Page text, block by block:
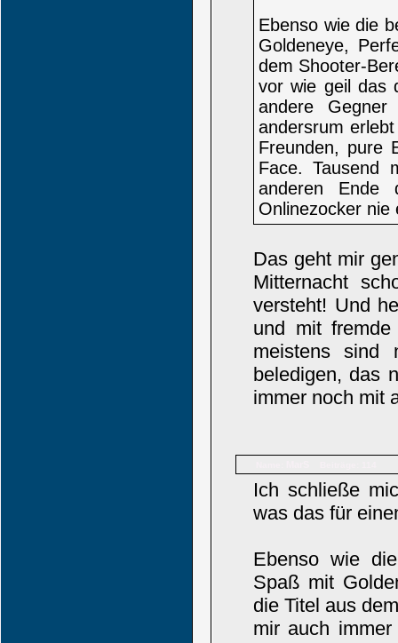
Ebenso wie die
Goldeneye,
dem Shooter-
vor wie geil das
andere
andersrum
Freunden, pure
Face. Tausend
anderen
Onlinezocker nie
Das geht mir
Mitternacht
versteht! Und
und mit
meistens sind
beledigen, das
immer noch mit
Ich schließe
was das für
Ebenso wie
Spaß mit
die Titel aus
mir auch